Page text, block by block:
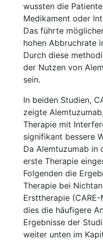
wussten die
Medikament oder
Das führte
hohen Abbruchrate
Durch diese
der Nutzen von
sein.
In beiden Studien,
zeigte
Therapie mit
signifikant bessere
Da Alemtuzumab in
erste Therapie
Folgenden die
Therapie bei
Ersttherapie
dies die häufigere
Ergebnisse der
weiter unten im